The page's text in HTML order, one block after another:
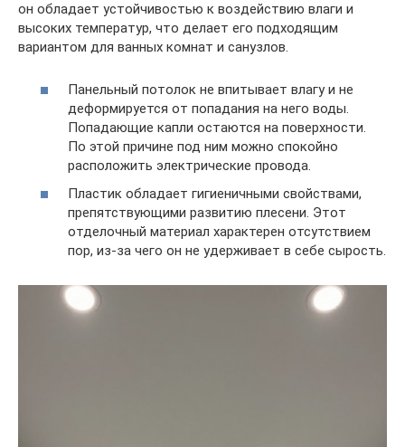
он обладает устойчивостью к воздействию влаги и
высоких температур, что делает его подходящим
вариантом для ванных комнат и санузлов.
Панельный потолок не впитывает влагу и не
деформируется от попадания на него воды.
Попадающие капли остаются на поверхности.
По этой причине под ним можно спокойно
расположить электрические провода.
Пластик обладает гигиеничными свойствами,
препятствующими развитию плесени. Этот
отделочный материал характерен отсутствием
пор, из-за чего он не удерживает в себе сырость.